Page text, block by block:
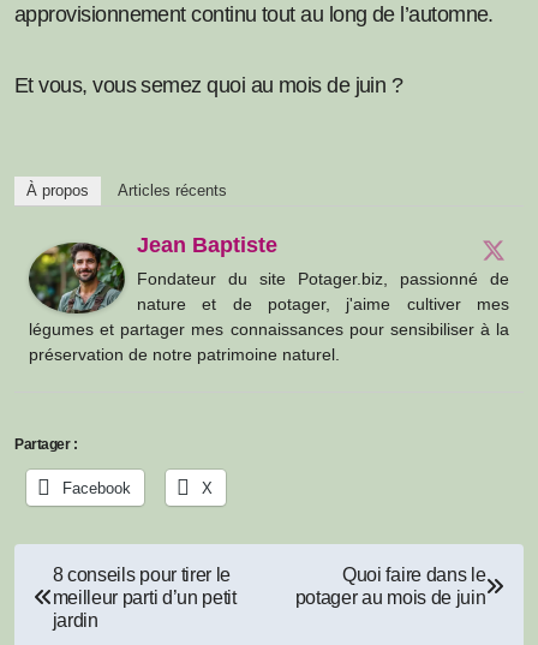
approvisionnement continu tout au long de l’automne.
Et vous, vous semez quoi au mois de juin ?
À propos Articles récents
Jean Baptiste
Fondateur du site Potager.biz, passionné de
nature et de potager, j'aime cultiver mes
légumes et partager mes connaissances pour sensibiliser à la
préservation de notre patrimoine naturel.
Partager :
Facebook X
Navigation
de
8 conseils pour tirer le
meilleur parti d’un petit
jardin
Quoi faire dans le
potager au mois de juin